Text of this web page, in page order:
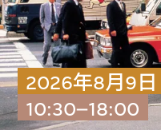
2026年8月9日
10:30–18:00